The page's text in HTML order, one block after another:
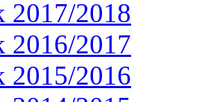
2017/2018
2016/2017
2015/2016